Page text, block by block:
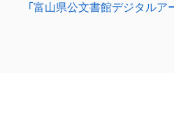
「富山県公文書館デジタルア